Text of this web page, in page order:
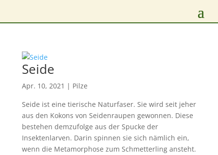
Seide
Apr. 10, 2021 | Pilze
Seide ist eine tierische Naturfaser. Sie wird seit jeher
aus den Kokons von Seidenraupen gewonnen. Diese
bestehen demzufolge aus der Spucke der
Insektenlarven. Darin spinnen sie sich nämlich ein,
wenn die Metamorphose zum Schmetterling ansteht.